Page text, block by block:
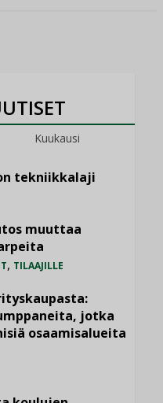
Kuukausi
tekniikkalaji
muuttaa
, TILAAJILLE
jotka
osaamisalueita